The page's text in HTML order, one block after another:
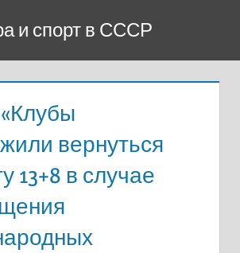
и спорт в СССР
вернуться
13+8 в случае